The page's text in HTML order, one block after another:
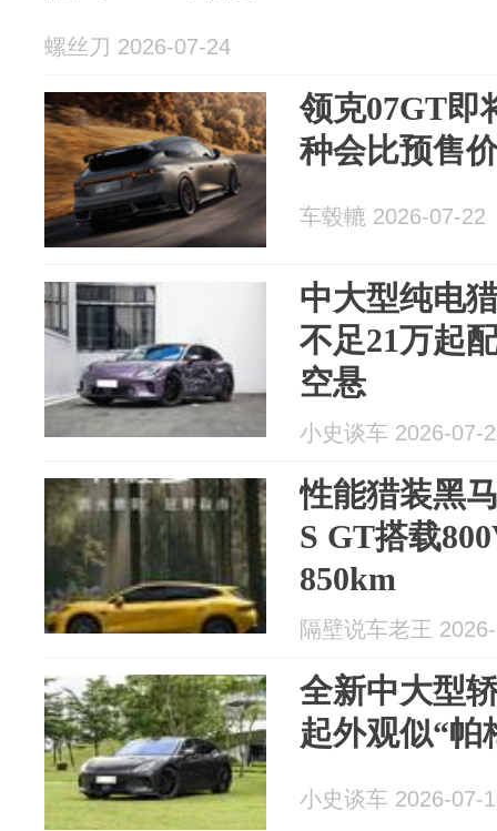
螺丝刀 2026-07-24
领克07GT即
种会比预售
车毂轆 2026-07-22
中大型纯电
不足21万起
空悬
小史谈车 2026-07-
性能猎装黑
S GT搭载
850km
隔壁说车老王
全新中大型
起外观似“帕
小史谈车 2026-07-